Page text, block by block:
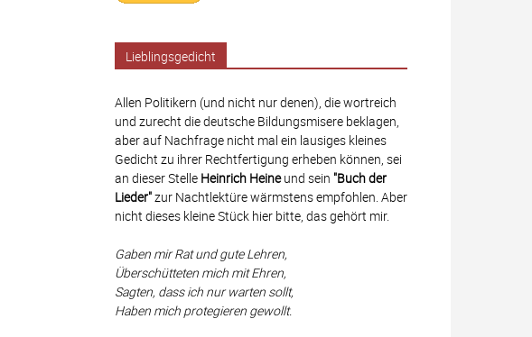
Lieblingsgedicht
Allen Politikern (und nicht nur denen), die wortreich
und zurecht die deutsche Bildungsmisere beklagen,
aber auf Nachfrage nicht mal ein lausiges kleines
Gedicht zu ihrer Rechtfertigung erheben können, sei
an dieser Stelle Heinrich Heineund sein "Buch der
Lieder"zur Nachtlektüre wärmstens empfohlen. Aber
nicht dieses kleine Stück hier bitte, das gehört mir.
Gaben mir Rat und gute Lehren,
Überschütteten mich mit Ehren,
Sagten, dass ich nur warten sollt,
Haben mich protegieren gewollt.